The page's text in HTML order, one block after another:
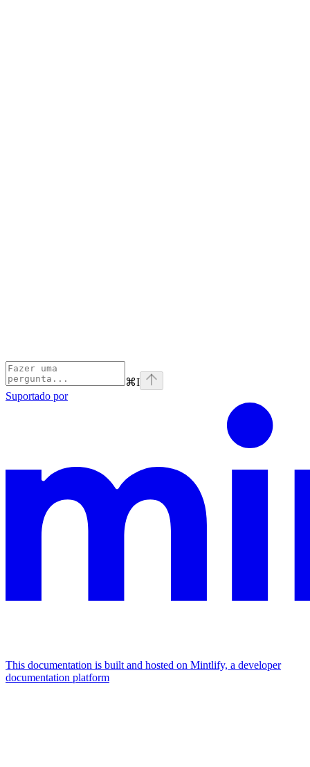
⌘I
Suportado por
This documentation is built and hosted on Mintlify, a developer
documentation platform